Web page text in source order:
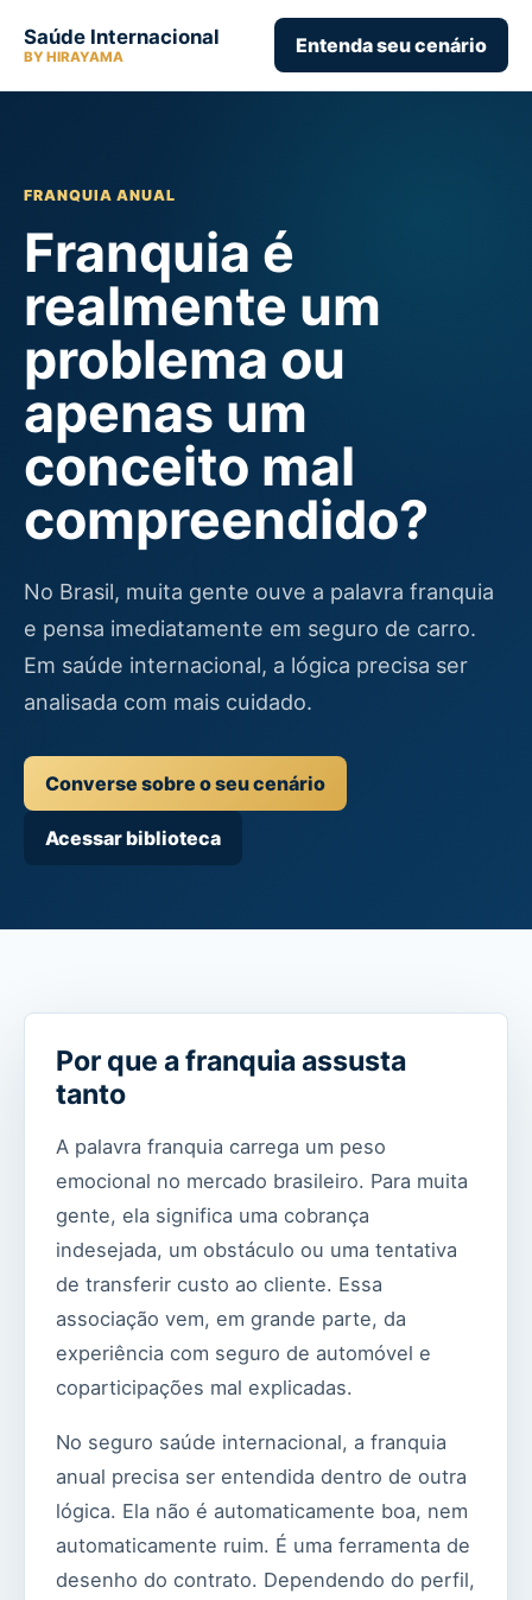
Saúde Internacional
BY HIRAYAMA Entenda seu cenário
FRANQUIA ANUAL
Franquia é
realmente um
problema ou
apenas um
conceito mal
compreendido?
No Brasil, muita gente ouve a palavra franquia
e pensa imediatamente em seguro de carro.
Em saúde internacional, a lógica precisa ser
analisada com mais cuidado.
Converse sobre o seu cenário
Acessar biblioteca
Por que a franquia assusta
tanto
A palavra franquia carrega um peso
emocional no mercado brasileiro. Para muita
gente, ela significa uma cobrança
indesejada, um obstáculo ou uma tentativa
de transferir custo ao cliente. Essa
associação vem, em grande parte, da
experiência com seguro de automóvel e
coparticipações mal explicadas.
No seguro saúde internacional, a franquia
anual precisa ser entendida dentro de outra
lógica. Ela não é automaticamente boa, nem
automaticamente ruim. É uma ferramenta de
desenho do contrato. Dependendo do perfil,